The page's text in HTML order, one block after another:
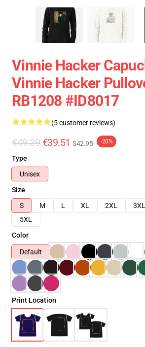
Vinnie Hacker
Vinnie Hacker
RB1208 #ID8017
(5 customer reviews)
€49.39 €39.51 $42.95 -20%
Type
Unisex
Size
S
M L XL 2XL 3XL
5XL
Color
Default
Print Location